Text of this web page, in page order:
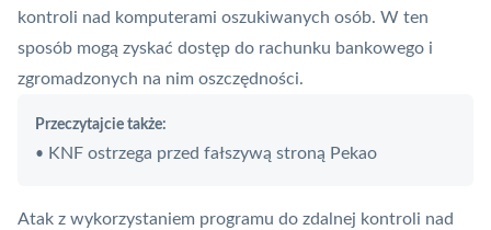
kontroli nad komputerami oszukiwanych osób. W ten
sposób mogą zyskać dostęp do rachunku bankowego i
zgromadzonych na nim oszczędności.
Przeczytajcie także:
• KNF ostrzega przed fałszywą stroną Pekao
Atak z wykorzystaniem programu do zdalnej kontroli nad